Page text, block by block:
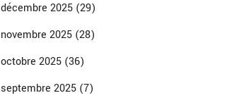
décembre 2025 (29)
novembre 2025 (28)
octobre 2025 (36)
septembre 2025 (7)